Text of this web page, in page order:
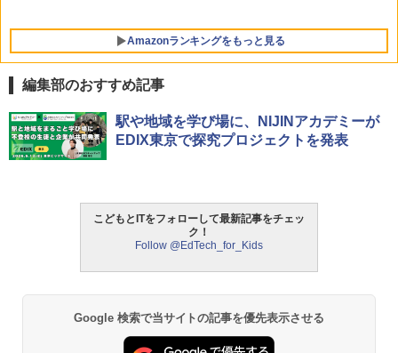
Amazonランキングをもっと見る
1
タッチペンで音が聞ける!はじめてずかん
1000 英語つき ([バラエティ])
中学英語をもう一度ひとつひとつわかり
やすく。改訂版
1
ThinkFun ボードゲーム 「サーキット・
メイズ」 配線回路をプログラミングする
日本語説明書付 8歳~ 76341 誕生日 クリ
￥1,980
編集部のおすすめ記事
駅や地域を学び場に、NIJINアカデミーが
EDIX東京で探究プロジェクトを発表
こどもとITをフォローして最新記事をチェッ
ク！
Follow @EdTech_for_Kids
Google 検索で当サイトの記事を優先表示させる